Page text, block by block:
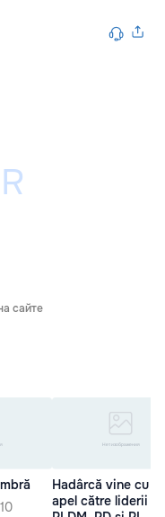
сайте
Hadârcă vine cu
apel către liderii